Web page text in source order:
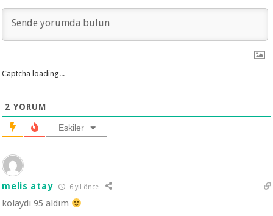
Captcha loading...
2 YORUM
Eskiler
melis atay 6 yıl önce
kolaydı 95 aldım